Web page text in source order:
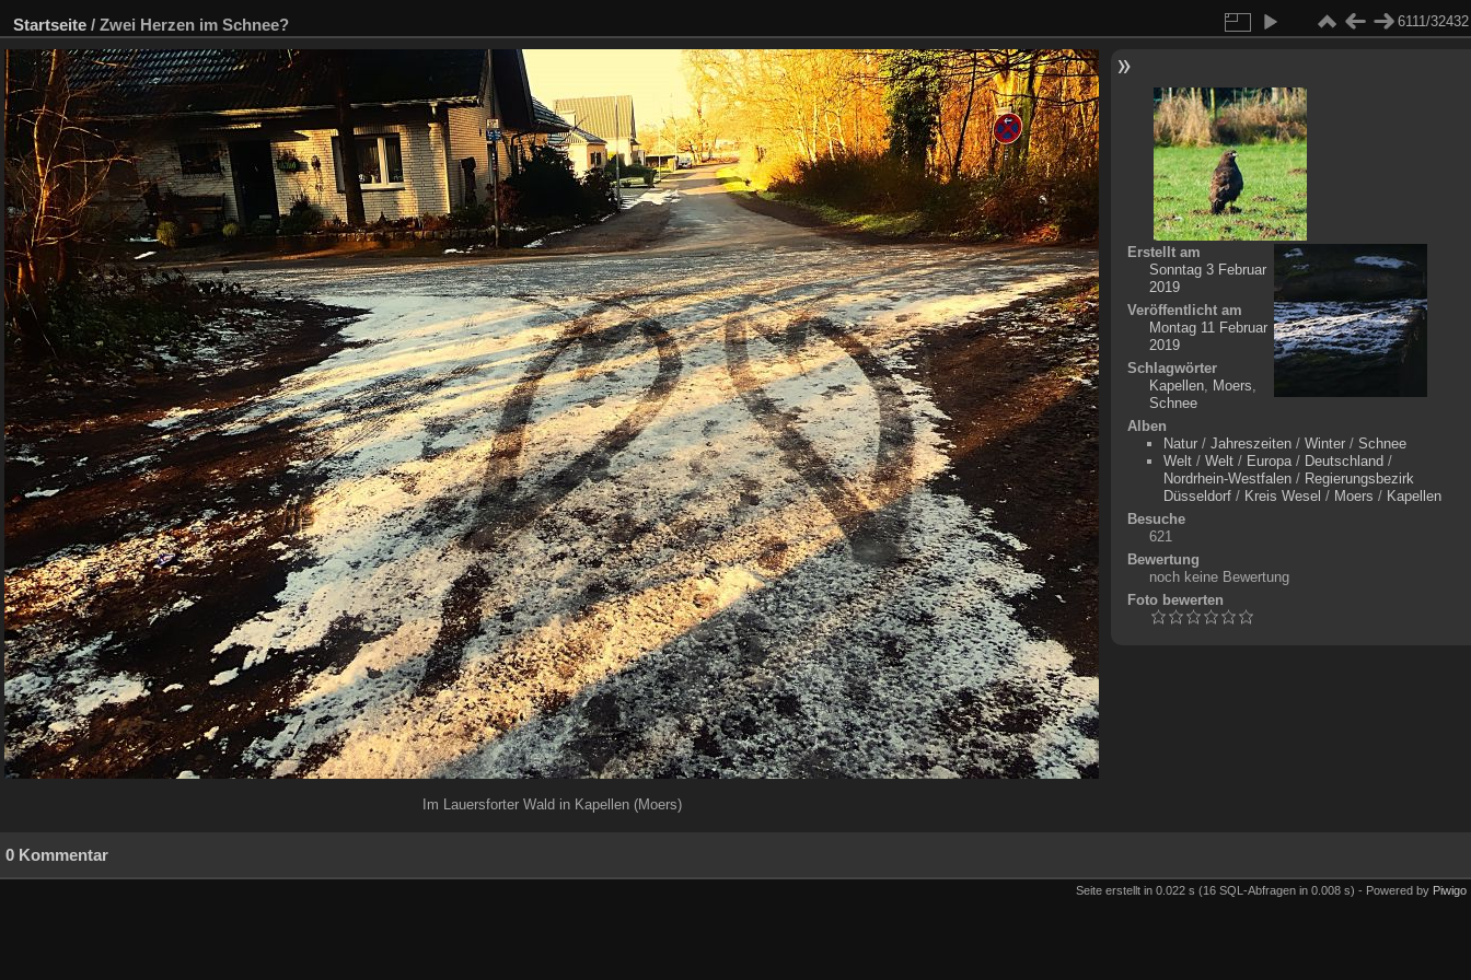
Startseite / Zwei Herzen im Schnee? 6111/32432
Im Lauersforter Wald in Kapellen (Moers)
Erstellt am
Sonntag 3 Februar
2019
Veröffentlicht am
Montag 11 Februar
2019
Schlagwörter
Kapellen, Moers,
Schnee
Alben
Natur/ Jahreszeiten/ Winter/ Schnee
Welt/ Welt/ Europa/ Deutschland /
Nordrhein-Westfalen/ Regierungsbezirk
Düsseldorf/ Kreis Wesel / Moers / Kapellen
Besuche
621
Bewertung
noch keine Bewertung
Foto bewerten
0 Kommentar
Seite erstellt in 0.022 s (16 SQL-Abfragen in 0.008 s) - Powered by Piwigo